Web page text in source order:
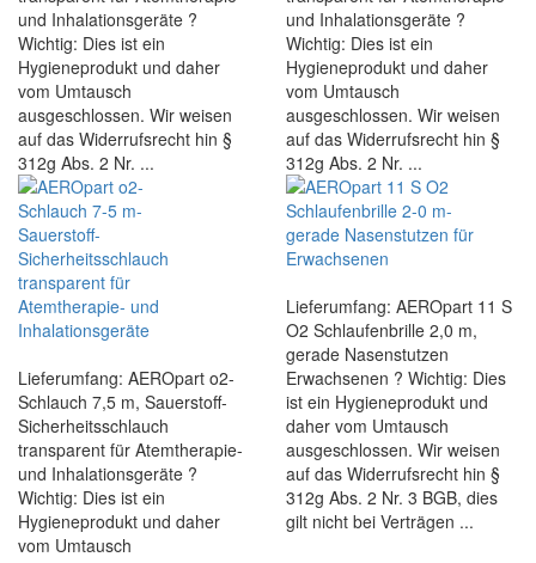
und Inhalationsgeräte ?
Wichtig: Dies ist ein
Hygieneprodukt und daher
vom Umtausch
ausgeschlossen. Wir weisen
auf das Widerrufsrecht hin §
312g Abs. 2 Nr. ...
und Inhalationsgeräte ?
Wichtig: Dies ist ein
Hygieneprodukt und daher
vom Umtausch
ausgeschlossen. Wir weisen
auf das Widerrufsrecht hin §
312g Abs. 2 Nr. ...
Lieferumfang: AEROpart o2-
Schlauch 7,5 m, Sauerstoff-
Sicherheitsschlauch
transparent für Atemtherapie-
und Inhalationsgeräte ?
Wichtig: Dies ist ein
Hygieneprodukt und daher
vom Umtausch
Lieferumfang: AEROpart 11 S
O2 Schlaufenbrille 2,0 m,
gerade Nasenstutzen
Erwachsenen ? Wichtig: Dies
ist ein Hygieneprodukt und
daher vom Umtausch
ausgeschlossen. Wir weisen
auf das Widerrufsrecht hin §
312g Abs. 2 Nr. 3 BGB, dies
gilt nicht bei Verträgen ...